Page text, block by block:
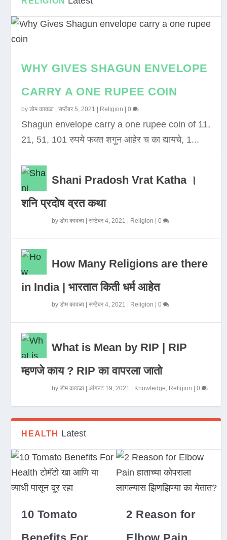
WHY GIVES SHAGUN ENVELOPE
CARRY A ONE RUPEE COIN
byडोम कावळा |सप्टेंबर 5, 2021 Religion |0
Shagun envelope carry a one rupee coin of 11,
21, 51, 101 रुपये फक्त शगुन आहेर च का द्यायचे, 1...
Shani Pradosh Vrat Katha ।
शनि प्रदोष व्रत कथा
byडोम कावळा |सप्टेंबर 4, 2021 Religion |0
How Many Religions are there
in India | भारतात किती धर्म आहेत
byडोम कावळा |सप्टेंबर 4, 2021 Religion |0
What is Mean by RIP | RIP
म्हणजे काय ? RIP का वापरला जातो
byडोम कावळा |ऑगस्ट 19, 2021 Knowledge, Religion |0
HEALTH Latest
10 Tomato
2 Reason for